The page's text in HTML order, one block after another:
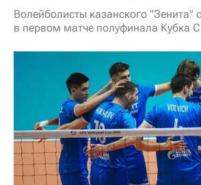
Волейболисты казанского "Зенита"
в первом матче полуфинала Кубка